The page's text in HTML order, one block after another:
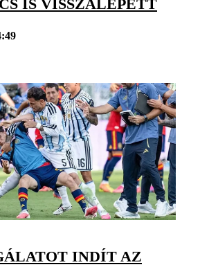
IS VISSZALÉPETT
INDÍT AZ